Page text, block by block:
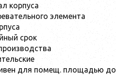
корпуса
элемента
срок
для помещ. площадью до